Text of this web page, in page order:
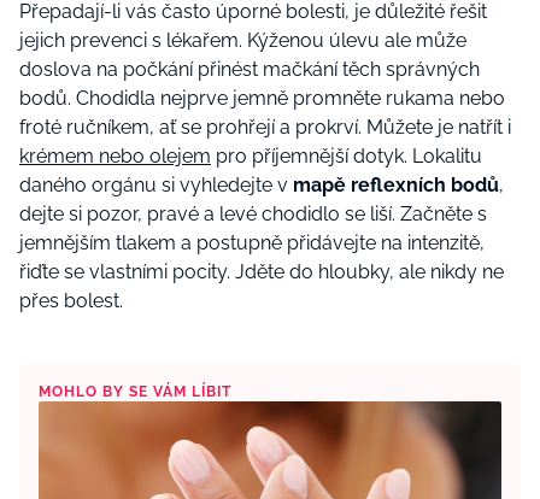
Přepadají-li vás často úporné bolesti, je důležité řešit
jejich prevenci s lékařem. Kýženou úlevu ale může
doslova na počkání přinést mačkání těch správných
bodů. Chodidla nejprve jemně promněte rukama nebo
froté ručníkem, ať se prohřejí a prokrví. Můžete je natřít i
krémem nebo olejem pro příjemnější dotyk. Lokalitu
daného orgánu si vyhledejte v mapě reflexních bodů,
dejte si pozor, pravé a levé chodidlo se liší. Začněte s
jemnějším tlakem a postupně přidávejte na intenzitě,
řiďte se vlastními pocity. Jděte do hloubky, ale nikdy ne
přes bolest.
MOHLO BY SE VÁM LÍBIT